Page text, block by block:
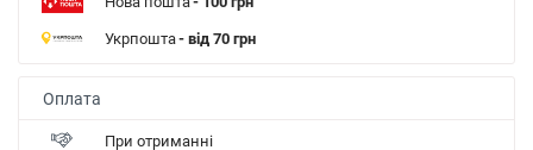
Укрпошта- від 70 грн
Оплата
При отриманні